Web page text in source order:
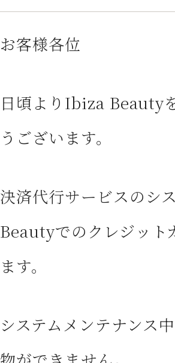
FAQ
お客様各位
日頃よりIbiza Beauty
うございます。
決済代行サービスのシ
Beautyでのクレジット
ます。
システムメンテナンス